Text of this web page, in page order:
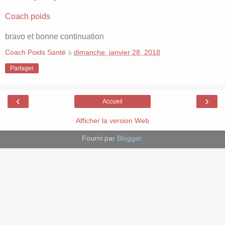
Coach poids
bravo et bonne continuation
Coach Poids Santé à dimanche, janvier 28, 2018
Partager
‹ ›
Accueil
Afficher la version Web
Fourni par Blogger.